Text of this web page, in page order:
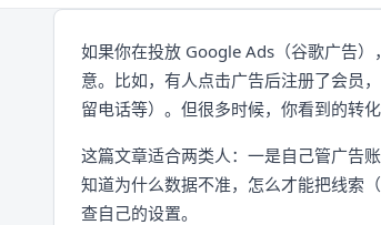
如果你在投放 Google Ads（谷歌广告
意。比如，有人点击广告后注册了会员
留电话等）。但很多时候，你看到的转
这篇文章适合两类人：一是自己管广告
知道为什么数据不准，怎么才能把线索
查自己的设置。